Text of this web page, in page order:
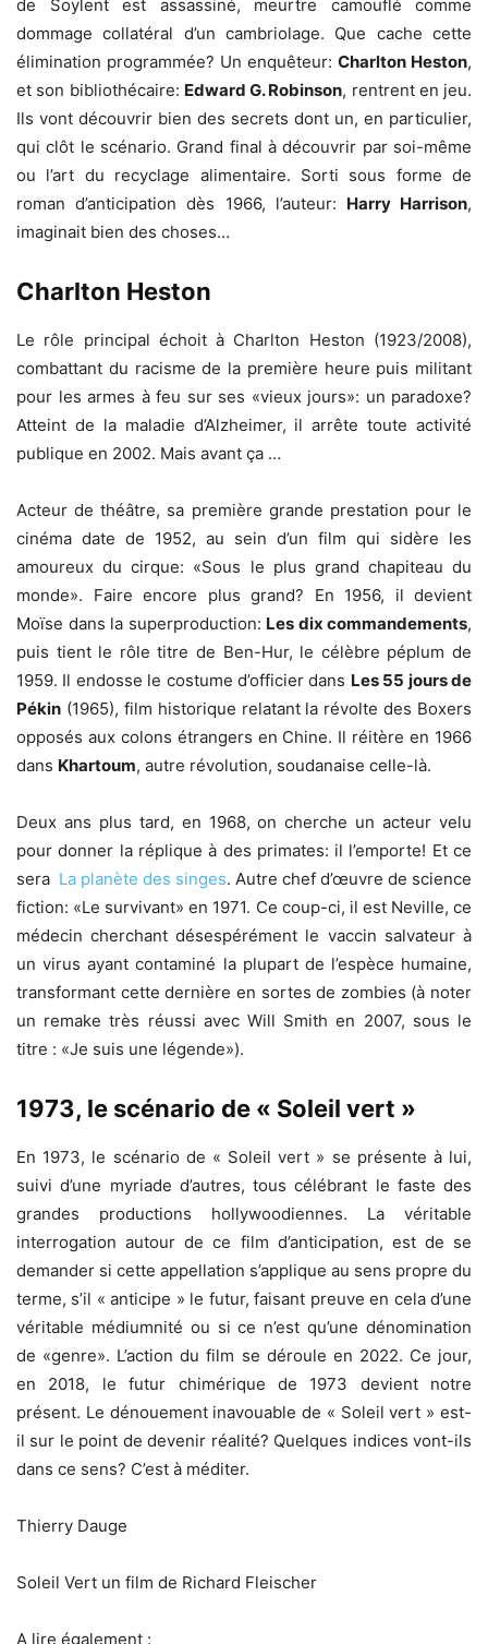
de Soylent est assassiné, meurtre camouflé comme
dommage collatéral d’un cambriolage. Que cache cette
élimination programmée? Un enquêteur: Charlton Heston,
et son bibliothécaire: Edward G. Robinson, rentrent en jeu.
Ils vont découvrir bien des secrets dont un, en particulier,
qui clôt le scénario. Grand final à découvrir par soi-même
ou l’art du recyclage alimentaire. Sorti sous forme de
roman d’anticipation dès 1966, l’auteur: Harry Harrison,
imaginait bien des choses…
Charlton Heston
Le rôle principal échoit à Charlton Heston (1923/2008),
combattant du racisme de la première heure puis militant
pour les armes à feu sur ses «vieux jours»: un paradoxe?
Atteint de la maladie d’Alzheimer, il arrête toute activité
publique en 2002. Mais avant ça …
Acteur de théâtre, sa première grande prestation pour le
cinéma date de 1952, au sein d’un film qui sidère les
amoureux du cirque: «Sous le plus grand chapiteau du
monde». Faire encore plus grand? En 1956, il devient
Moïse dans la superproduction: Les dix commandements,
puis tient le rôle titre de Ben-Hur, le célèbre péplum de
1959. Il endosse le costume d’officier dans Les 55 jours de
Pékin (1965), film historique relatant la révolte des Boxers
opposés aux colons étrangers en Chine. Il réitère en 1966
dans Khartoum, autre révolution, soudanaise celle-là.
Deux ans plus tard, en 1968, on cherche un acteur velu
pour donner la réplique à des primates: il l’emporte! Et ce
sera La planète des singes. Autre chef d’œuvre de science
fiction: «Le survivant» en 1971. Ce coup-ci, il est Neville, ce
médecin cherchant désespérément le vaccin salvateur à
un virus ayant contaminé la plupart de l’espèce humaine,
transformant cette dernière en sortes de zombies (à noter
un remake très réussi avec Will Smith en 2007, sous le
titre : «Je suis une légende»).
1973, le scénario de « Soleil vert »
En 1973, le scénario de « Soleil vert » se présente à lui,
suivi d’une myriade d’autres, tous célébrant le faste des
grandes productions hollywoodiennes. La véritable
interrogation autour de ce film d’anticipation, est de se
demander si cette appellation s’applique au sens propre du
terme, s’il « anticipe » le futur, faisant preuve en cela d’une
véritable médiumnité ou si ce n’est qu’une dénomination
de «genre». L’action du film se déroule en 2022. Ce jour,
en 2018, le futur chimérique de 1973 devient notre
présent. Le dénouement inavouable de « Soleil vert » est-
il sur le point de devenir réalité? Quelques indices vont-ils
dans ce sens? C’est à méditer.
Thierry Dauge
Soleil Vert un film de Richard Fleischer
A lire également :